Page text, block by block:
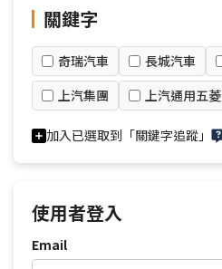
關鍵字
奇瑞汽車 長城汽車
上汽集團
上汽通用五菱
加入已選取到「關鍵字追蹤」
使用者登入
Email